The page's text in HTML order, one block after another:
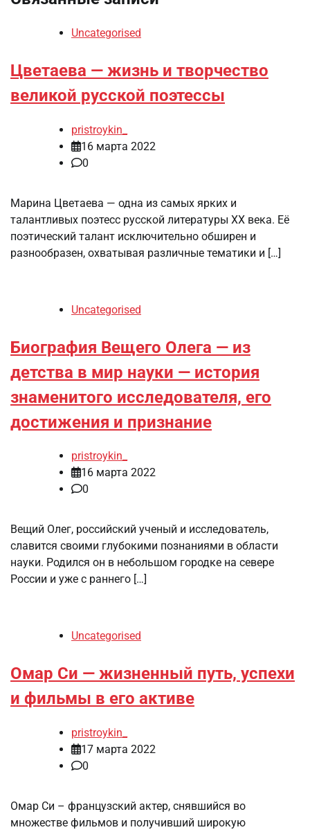
Uncategorised
Цветаева — жизнь и творчество
великой русской поэтессы
pristroykin_
16 марта 2022
0
Марина Цветаева — одна из самых ярких и
талантливых поэтесс русской литературы XX века. Её
поэтический талант исключительно обширен и
разнообразен, охватывая различные тематики и […]
Uncategorised
Биография Вещего Олега — из
детства в мир науки — история
знаменитого исследователя, его
достижения и признание
pristroykin_
16 марта 2022
0
Вещий Олег, российский ученый и исследователь,
славится своими глубокими познаниями в области
науки. Родился он в небольшом городке на севере
России и уже с раннего […]
Uncategorised
Омар Си — жизненный путь, успехи
и фильмы в его активе
pristroykin_
17 марта 2022
0
Омар Си – французский актер, снявшийся во
множестве фильмов и получивший широкую